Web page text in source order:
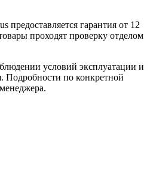
предоставляется гарантия от 12
проходят проверку отделом
условий эксплуатации и
Подробности по конкретной